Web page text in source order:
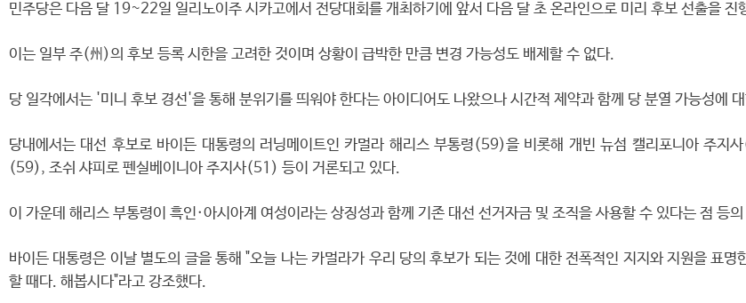
민주당은 다음 달 19~22일 일리노이주 시카고에서 전당대회를 개최하기에 앞서 다음 달 초 온라인으로 미리 후보 선출을 진
이는 일부 주(州)의 후보 등록 시한을 고려한 것이며 상황이 급박한 만큼 변경 가능성도 배제할 수 없다.
당 일각에서는 '미니 후보 경선'을 통해 분위기를 띄워야 한다는 아이디어도 나왔으나 시간적 제약과 함께 당 분열 가능성에
당내에서는 대선 후보로 바이든 대통령의 러닝메이트인 카멀라 해리스 부통령(59)을 비롯해 개빈 뉴섬 캘리포니아 주
(59), 조쉬 샤피로 펜실베이니아 주지사(51) 등이 거론되고 있다.
이 가운데 해리스 부통령이 흑인·아시아계 여성이라는 상징성과 함께 기존 대선 선거자금 및 조직을 사용할 수 있다는 점 등
바이든 대통령은 이날 별도의 글을 통해 "오늘 나는 카멀라가 우리 당의 후보가 되는 것에 대한 전폭적인 지지와 지원을 표
할 때다. 해봅시다"라고 강조했다.